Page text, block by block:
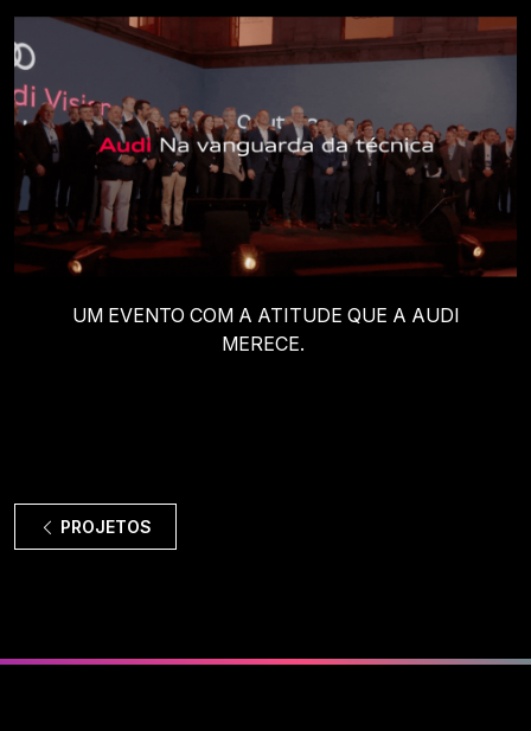
UM EVENTO COM A ATITUDE QUE A AUDI
MERECE.
PROJETOS